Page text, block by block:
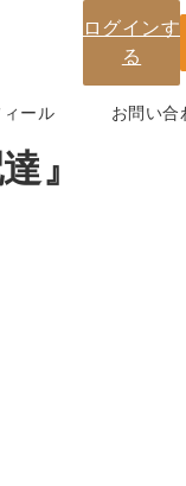
ログインす
る
ール お問い合
』